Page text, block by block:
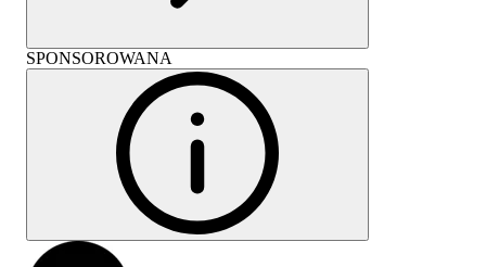
SPONSOROWANA